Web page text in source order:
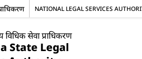
NATIONAL LEGAL SERVICES
विधिक सेवा प्राधिकरण
State Legal